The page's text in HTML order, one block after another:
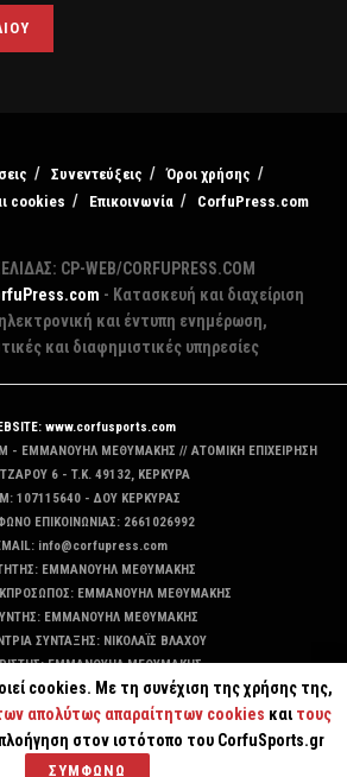
Συνεντεύξεις
Όροι χρήσης
cookies
Επικοινωνία CorfuPress.com
CP-WEB/CORFUPRESS.COM
- Κατασκευή και διαχείριση
και έντυπη ενημέρωση,
και διαφημιστικές υπηρεσίες
www.corfusports.com
- ΕΜΜΑΝΟΥΗΛ ΜΕΘΥΜΑΚΗΣ // ΑΤΟΜΙΚΗ ΕΠΙΧΕΙΡΗΣΗ
6 - T.K. 49132, ΚΕΡΚΥΡΑ
107115640 - ΔΟΥ ΚΕΡΚΥΡΑΣ
ΕΠΙΚΟΙΝΩΝΙΑΣ: 2661026992
info@corfupress.com
EMMANOYΗΛ ΜΕΘΥΜΑΚΗΣ
EMMANOYΗΛ ΜΕΘΥΜΑΚΗΣ
EMMANOYΗΛ ΜΕΘΥΜΑΚΗΣ
ΣΥΝΤΑΞΗΣ: ΝΙΚΟΛΑΪΣ ΒΛΑΧΟΥ
EMMANOYΗΛ ΜΕΘΥΜΑΚΗΣ
DOMAIN: ΕΜΜΑΝΟΥΗΛ ΜΕΘΥΜΑΚΗΣ
cookies. Με τη συνέχιση της χρήσης της,
απολύτως απαραίτητων cookies και τους
στον ιστότοπο του CorfuSports.gr
ΣΥΜΦΩΝΩ